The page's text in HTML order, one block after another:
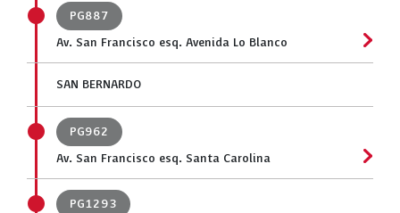
PG887
Av. San Francisco esq. Avenida Lo Blanco
SAN BERNARDO
PG962
Av. San Francisco esq. Santa Carolina
PG1293